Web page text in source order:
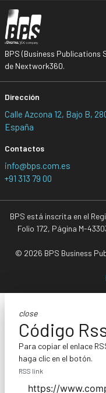
BPS (Business
de Nextwork360.
Dirección
Calle Azcona 12, Bajo B,
España
Contactos
info@bps.com.es
+91 313 79 00
BPS está inscrita en el
Folio 172, Página M-
© 2026 BPS Business
close
Código
Para copiar el enlace
haga clic en el botón.
RSS link